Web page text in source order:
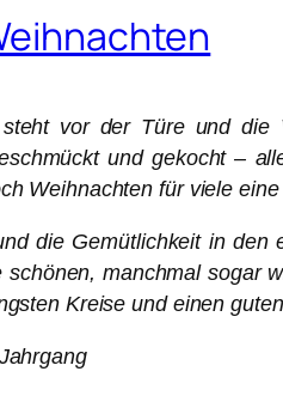
steht vor der Türe und die
und gekocht –
Weihnachten für viele
die Gemütlichkeit in den
schönen, manchmal sogar
Kreise und einen